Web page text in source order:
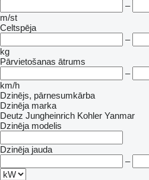
–
m/st
Celtspēja
–
kg
Pārvietošanas ātrums
–
km/h
Dzinējs, pārnesumkārba
Dzinēja marka
Deutz Jungheinrich Kohler Yanmar
Dzinēja modelis
Dzinēja jauda
–